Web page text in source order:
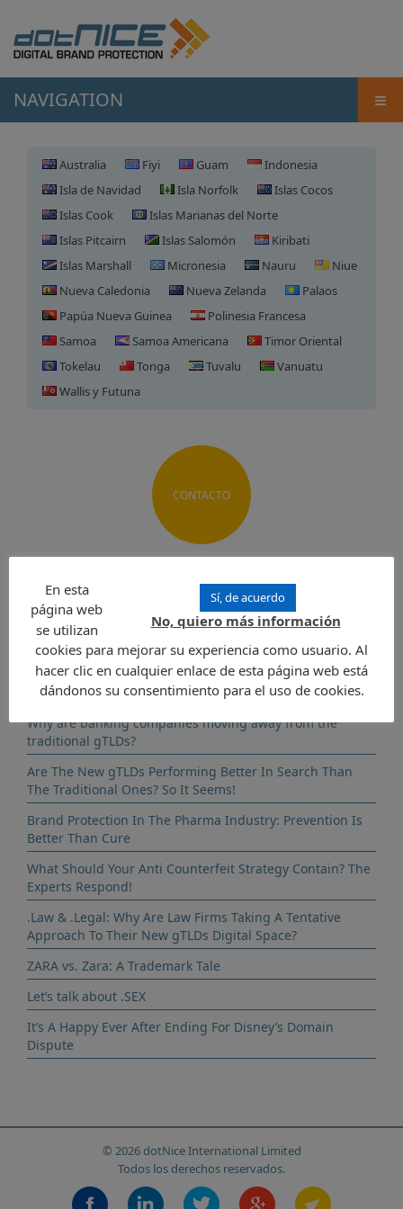
NAVIGATION ≡
Australia Fiyi Guam
Indonesia
Isla de Navidad
Isla Norfolk
Islas Cocos
Islas Cook
Islas Marianas del Norte
Islas Pitcairn
Islas Salomón
Kiribati
Islas Marshall
Micronesia Nauru
Niue
Nueva Caledonia
Nueva Zelanda
Palaos
Papúa Nueva Guinea
Polinesia Francesa
Samoa
Samoa Americana
Timor Oriental
Tokelau
Tonga Tuvalu
Vanuatu
Wallis y Futuna
CONTACTO
NOTICIAS
“Can you fake fashion?”: The Impact of Counterfeit on the
Fashion Industry
¿Por Qué Los Bancos Se Están Alejando De Los gTLDs
Tradicionales?
Why are banking companies moving away from the
traditional gTLDs?
Are The New gTLDs Performing Better In Search Than
The Traditional Ones? So It Seems!
Brand Protection In The Pharma Industry: Prevention Is
Better Than Cure
What Should Your Anti Counterfeit Strategy Contain? The
Experts Respond!
.Law & .Legal: Why Are Law Firms Taking A Tentative
Approach To Their New gTLDs Digital Space?
ZARA vs. Zara: A Trademark Tale
Let’s talk about .SEX
It’s A Happy Ever After Ending For Disney’s Domain
Dispute
© 2026 dotNice International Limited
Todos los derechos reservados.
Sí, de acuerdo
No, quiero más información
En esta
página web
se utilizan
cookies para mejorar su experiencia como usuario. Al
hacer clic en cualquier enlace de esta página web está
dándonos su consentimiento para el uso de cookies.